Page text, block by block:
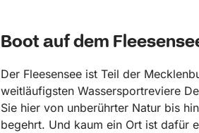
Boot auf dem
Der Fleesensee ist Teil der
weitläufigsten Wassersportreviere
Sie hier von unberührter Natur bis
begehrt. Und kaum ein Ort ist dafür